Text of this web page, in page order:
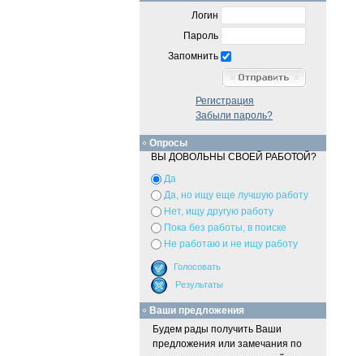
Логин
Пароль
Запомнить
Регистрация
Забыли пароль?
Опросы
ВЫ ДОВОЛЬНЫ СВОЕЙ РАБОТОЙ?
Да
Да, но ищу еще лучшую работу
Нет, ищу другую работу
Пока без работы, в поиске
Не работаю и не ищу работу
Ваши предложения
Будем рады получить Ваши
предложения или замечания по